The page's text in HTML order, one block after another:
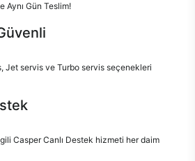
Aynı Gün Teslim!
Jet servis ve Turbo servis seçenekleri
Casper Canlı Destek hizmeti her daim